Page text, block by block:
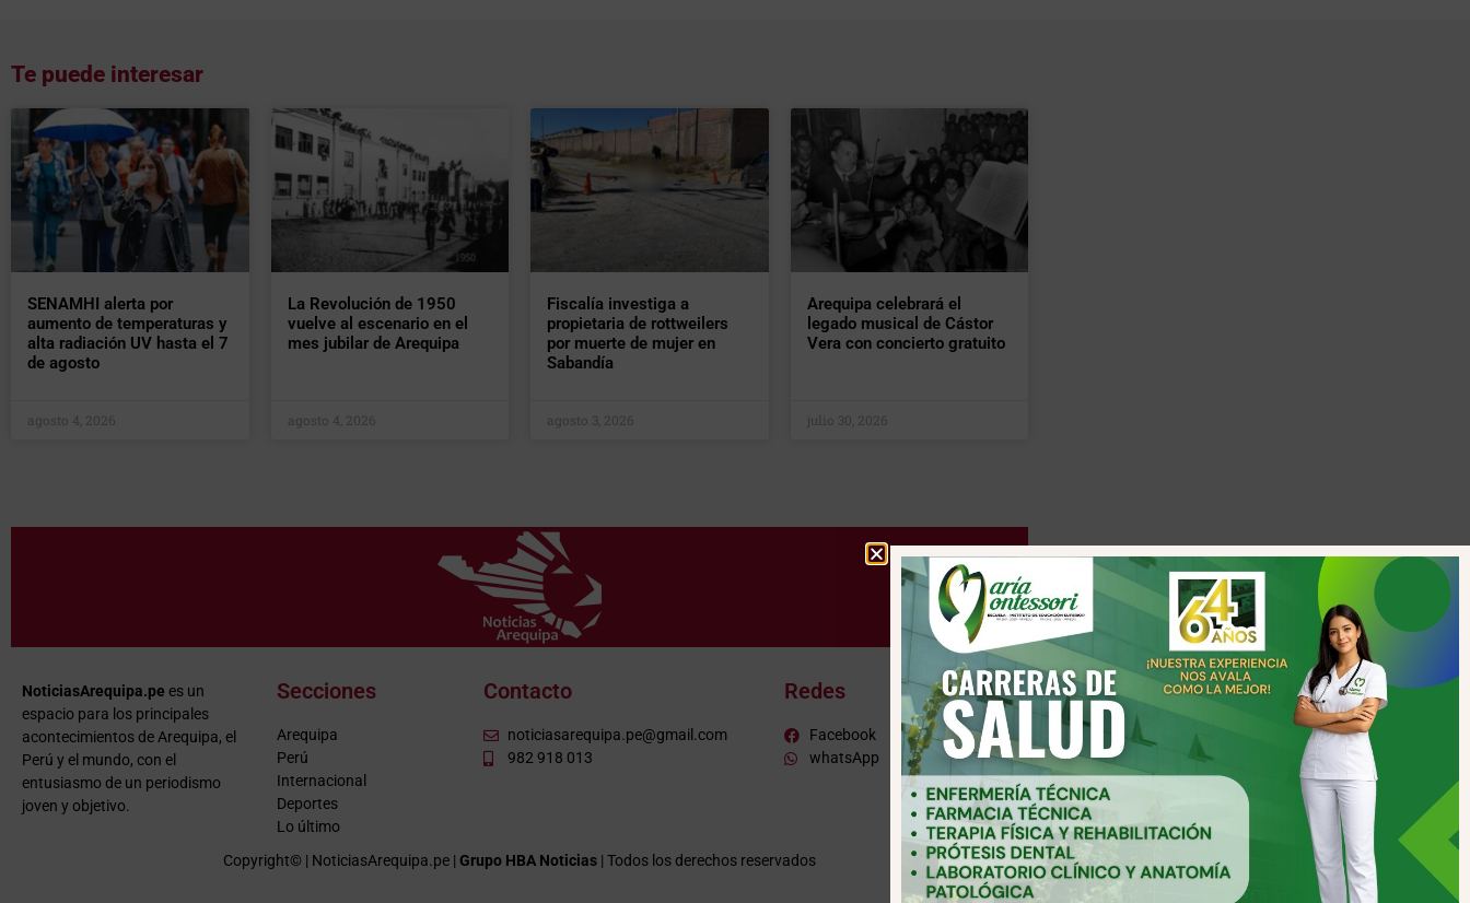
Te puede interesar
SENAMHI alerta por
aumento de temperaturas y
alta radiación UV hasta el 7
de agosto
agosto 4, 2026
La Revolución de 1950
vuelve al escenario en el
mes jubilar de Arequipa
agosto 4, 2026
Fiscalía investiga a
propietaria de rottweilers
por muerte de mujer en
Sabandía
agosto 3, 2026
Arequipa celebrará el
legado musical de Cástor
Vera con concierto gratuito
julio 30, 2026
NoticiasArequipa.pe es un
espacio para los principales
acontecimientos de Arequipa, el
Perú y el mundo, con el
entusiasmo de un periodismo
joven y objetivo.
Secciones
Arequipa
Perú
Internacional
Deportes
Lo último
Contacto
noticiasarequipa.pe@gmail.com
982 918 013
Redes
Facebook
whatsApp
Copyright© | NoticiasArequipa.pe | Grupo HBA Noticias | Todos los derechos reservados